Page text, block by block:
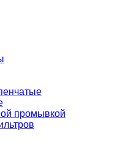
промывкой